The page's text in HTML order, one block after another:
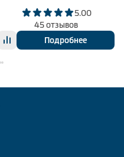
5.00
45 отзывов
Подробнее